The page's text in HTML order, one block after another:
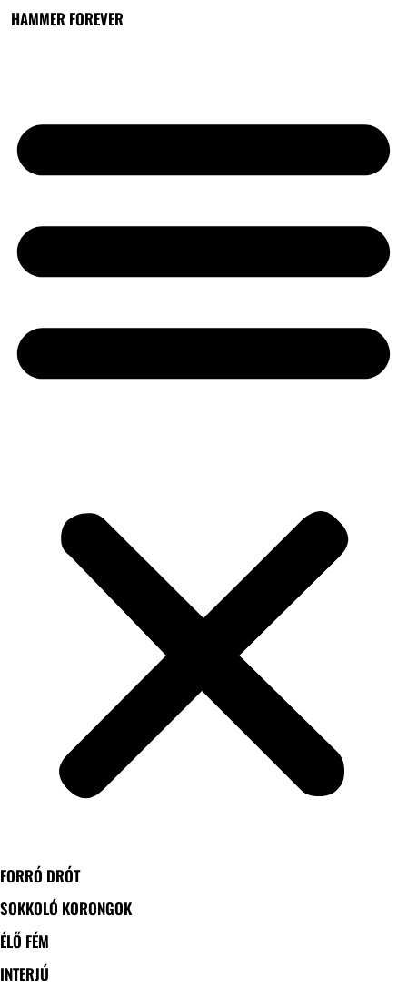
HAMMER FOREVER
FORRÓ DRÓT
SOKKOLÓ KORONGOK
ÉLŐ FÉM
INTERJÚ